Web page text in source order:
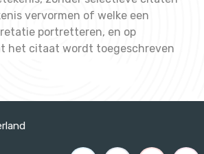
vervormen of welke een
portretteren, en op
het citaat wordt toegeschreven